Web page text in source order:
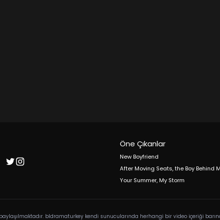
Öne Çıkanlar
New Boyfriend
After Moving Seats, the Boy Behind
Your Summer, My Storm
bldramaturkey kendi sunucularında herhangi bir video içeriği